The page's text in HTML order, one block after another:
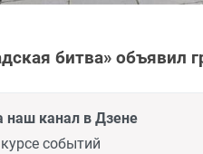
битва» объявил
наш канал в Дзене
событий